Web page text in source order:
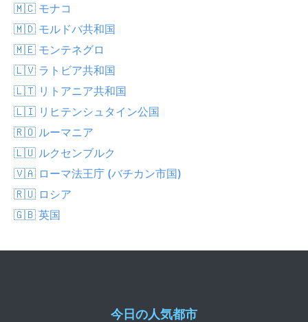
🇲🇨 モナコ
🇲🇩 モルドバ共和国
🇲🇪 モンテネグロ
🇱🇻 ラトビア共和国
🇱🇹 リトアニア共和国
🇱🇮 リヒテンシュタイン公国
🇷🇴 ルーマニア
🇱🇺 ルクセンブルク
🇻🇦 ローマ法王庁 (バチカン市国)
🇷🇺 ロシア
🇬🇧 英国
今日の人気都市